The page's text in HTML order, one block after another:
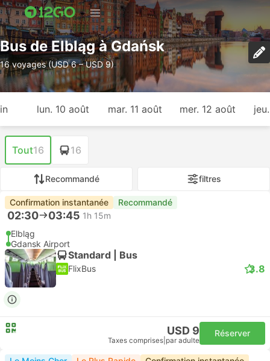
Bus de Elbląg à Gdańsk
16 voyages (USD 6 – USD 9)
lun. 10 août mar. 11 août mer. 12 août
Tout16 16
Recommandé filtres
Confirmation instantanée Recommandé
02:30 03:45 1h 15m
Elbląg
Gdansk Airport
Standard | Bus
FlixBus 3.8
USD 9
Taxes comprises par adulte
Réserver